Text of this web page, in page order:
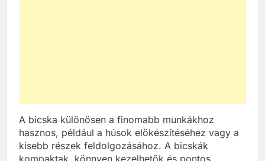
A bicska különösen a finomabb munkákhoz
hasznos, például a húsok előkészítéséhez vagy a
kisebb részek feldolgozásához. A bicskák